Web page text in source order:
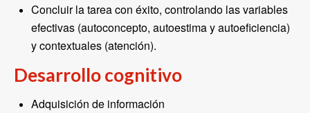
Concluir la tarea con éxito, controlando las variables
efectivas (autoconcepto, autoestima y autoeficiencia)
y contextuales (atención).
Desarrollo cognitivo
Adquisición de información